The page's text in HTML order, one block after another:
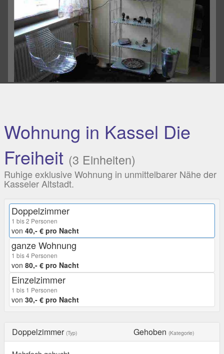
Wohnung in Kassel Die
Freiheit (3 Einheiten)
Ruhige exklusive Wohnung in unmittelbarer Nähe der
Kasseler Altstadt.
Doppelzimmer
1 bis 2 Personen
von 40,- € pro Nacht
ganze Wohnung
1 bis 4 Personen
von 80,- € pro Nacht
Einzelzimmer
1 bis 1 Personen
von 30,- € pro Nacht
Doppelzimmer (Typ) Gehoben (Kategorie)